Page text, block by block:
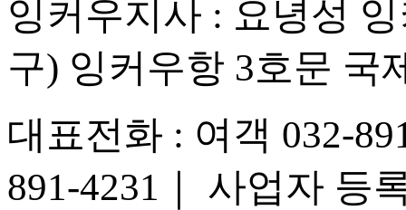
잉커우지사 : 요녕성
구) 잉커우항 3호문 국
대표전화 : 여객 032-
891-4231
사업자 등